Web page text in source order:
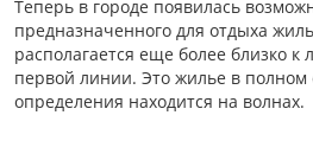
Теперь в городе появилась
предназначенного для отдыха
располагается еще более близко
первой линии. Это жилье в полном
определения находится на волнах.